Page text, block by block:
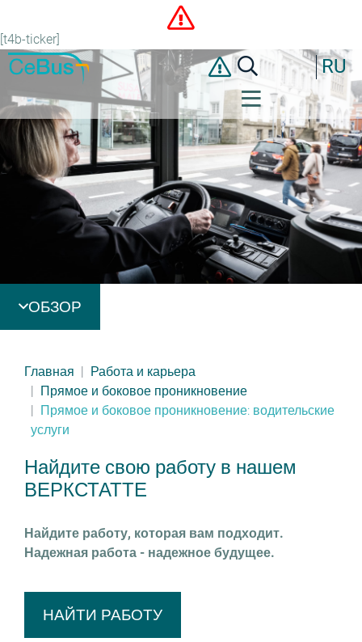
[t4b-ticker]
RU
ОБЗОР
Главная
Работа и карьера
Прямое и боковое проникновение
Прямое и боковое проникновение: водительские
услуги
Найдите свою работу в нашем
ВЕРКСТАТТЕ
Найдите работу, которая вам подходит.
Надежная работа - надежное будущее.
НАЙТИ РАБОТУ